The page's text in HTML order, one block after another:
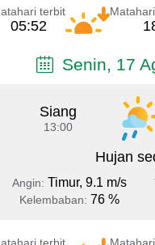
terbit
05:52
Senin, 17
Siang
13:00
Hujan
Angin: Timur, 9.1 m/s
Kelembaban: 76 %